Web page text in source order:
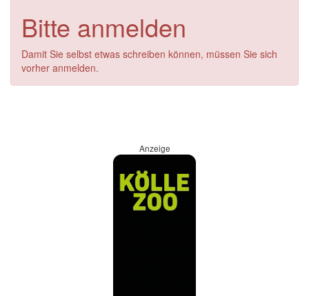
Bitte anmelden
Damit Sie selbst etwas schreiben können, müssen Sie sich
vorher anmelden.
Anzeige